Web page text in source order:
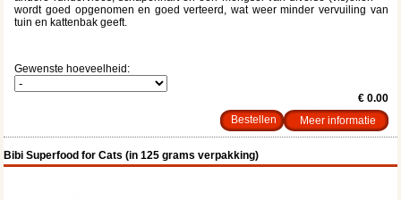
wordt goed opgenomen en goed verteerd, wat weer minder vervuiling van
tuin en kattenbak geeft.
Gewenste hoeveelheid:
€ 0.00
Meer informatie
Bibi Superfood for Cats (in 125 grams verpakking)